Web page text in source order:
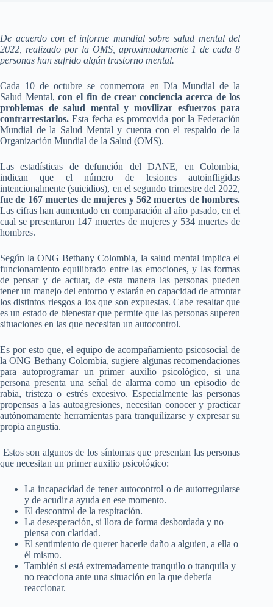
De acuerdo con el informe mundial sobre salud mental del
2022, realizado por la OMS, aproximadamente 1 de cada 8
personas han sufrido algún trastorno mental.
Cada 10 de octubre se conmemora en Día Mundial de la
Salud Mental,con el fin de crear conciencia acerca de los
problemas de salud mental y movilizar esfuerzos para
contrarrestarlos. Esta fecha es promovida por la Federación
Mundial de la Salud Mental y cuenta con el respaldo de la
Organización Mundial de la Salud (OMS).
Las estadísticas de defunción del DANE, en Colombia,
indican que el número de lesiones autoinfligidas
intencionalmente (suicidios), en el segundo trimestre del 2022,
fue de 167 muertes de mujeres y 562 muertes de hombres.
Las cifras han aumentado en comparación al año pasado, en el
cual se presentaron 147 muertes de mujeres y 534 muertes de
hombres.
Según la ONG Bethany Colombia, la salud mental implica el
funcionamiento equilibrado entre las emociones, y las formas
de pensar y de actuar, de esta manera las personas pueden
tener un manejo del entorno y estarán en capacidad de afrontar
los distintos riesgos a los que son expuestas. Cabe resaltar que
es un estado de bienestar que permite que las personas superen
situaciones en las que necesitan un autocontrol.
Es por esto que, el equipo de acompañamiento psicosocial de
la ONG Bethany Colombia, sugiere algunas recomendaciones
para autoprogramar un primer auxilio psicológico, si una
persona presenta una señal de alarma como un episodio de
rabia, tristeza o estrés excesivo. Especialmente las personas
propensas a las autoagresiones, necesitan conocer y practicar
autónomamente herramientas para tranquilizarse y expresar su
propia angustia.
Estos son algunos de los síntomas que presentan las personas
que necesitan un primer auxilio psicológico:
La incapacidad de tener autocontrol o de autorregularse
y de acudir a ayuda en ese momento.
El descontrol de la respiración.
La desesperación, si llora de forma desbordada y no
piensa con claridad.
El sentimiento de querer hacerle daño a alguien, a ella o
él mismo.
También si está extremadamente tranquilo o tranquila y
no reacciona ante una situación en la que debería
reaccionar.